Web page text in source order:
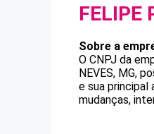
FELIPE
Sobre a
O CNPJ da
NEVES, MG,
e sua
mudanças,